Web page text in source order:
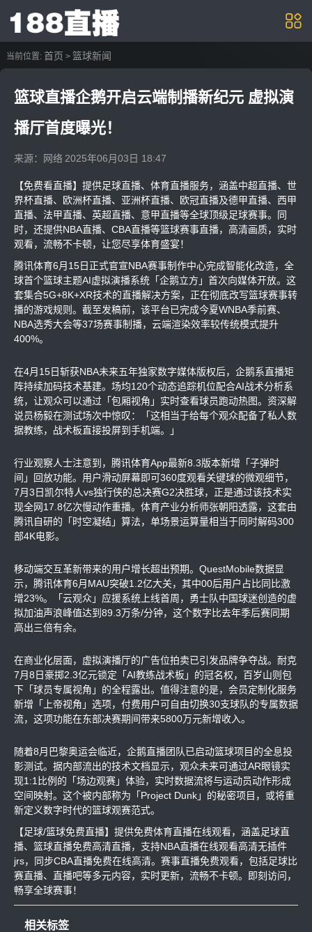
当前位置: 首页 > 篮球新闻
篮球直播企鹅开启云端制播新纪元 虚拟演
播厅首度曝光！
来源：网络 2025年06月03日 18:47
【免费看直播】提供足球直播、体育直播服务，涵盖中超直播、世
界杯直播、欧洲杯直播、亚洲杯直播、欧冠直播及德甲直播、西甲
直播、法甲直播、英超直播、意甲直播等全球顶级足球赛事。同
时，还提供NBA直播、CBA直播等篮球赛事直播，高清画质，实时
观看，流畅不卡顿，让您尽享体育盛宴！
腾讯体育6月15日正式官宣NBA赛事制作中心完成智能化改造，全
球首个篮球主题AI虚拟演播系统「企鹅立方」首次向媒体开放。这
套集合5G+8K+XR技术的直播解决方案，正在彻底改写篮球赛事转
播的游戏规则。截至发稿前，该平台已完成今夏WNBA季前赛、
NBA选秀大会等37场赛事制播，云端渲染效率较传统模式提升
400%。
在4月15日斩获NBA未来五年独家数字媒体版权后，企鹅系直播矩
阵持续加码技术基建。场均120个动态追踪机位配合AI战术分析系
统，让观众可以通过「包厢视角」实时查看球员跑动热图。资深解
说员杨毅在测试场次中惊叹：「这相当于给每个观众配备了私人数
据教练，战术板直接投屏到手机端。」
行业观察人士注意到，腾讯体育App最新8.3版本新增「子弹时
间」回放功能。用户滑动屏幕即可360度观看关键球的微观细节，
7月3日凯尔特人vs独行侠的总决赛G2决胜球，正是通过该技术实
现全网17.8亿次慢动作重播。体育产业分析师张朝阳透露，这套由
腾讯自研的「时空凝结」算法，单场景运算量相当于同时解码300
部4K电影。
移动端交互革新带来的用户增长超出预期。QuestMobile数据显
示，腾讯体育6月MAU突破1.2亿大关，其中00后用户占比同比激
增23%。「云观众」应援系统上线首周，勇士队中国球迷创造的虚
拟加油声浪峰值达到89.3万条/分钟，这个数字比去年季后赛同期
高出三倍有余。
在商业化层面，虚拟演播厅的广告位拍卖已引发品牌争夺战。耐克
7月8日豪掷2.3亿元锁定「AI教练战术板」的冠名权，百岁山则包
下「球员专属视角」的全程露出。值得注意的是，会员定制化服务
新增「上帝视角」选项，付费用户可自由切换30支球队的专属数据
流，这项功能在东部决赛期间带来5800万元新增收入。
随着8月巴黎奥运会临近，企鹅直播团队已启动篮球项目的全息投
影测试。据内部流出的技术文档显示，观众未来可通过AR眼镜实
现1:1比例的「场边观赛」体验，实时数据流将与运动员动作形成
空间映射。这个被内部称为「Project Dunk」的秘密项目，或将重
新定义数字时代的篮球观赛范式。
【足球/篮球免费直播】提供免费体育直播在线观看，涵盖足球直
播、篮球直播免费高清直播，支持NBA直播在线观看高清无插件
jrs，同步CBA直播免费在线高清。赛事直播免费观看，包括足球比
赛直播、直播吧等多元内容，实时更新，流畅不卡顿。即刻访问，
畅享全球赛事！
相关标签